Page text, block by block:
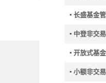
▪ 长盛基金
▪ 中登非交
▪ 开放式基
▪ 小额非交